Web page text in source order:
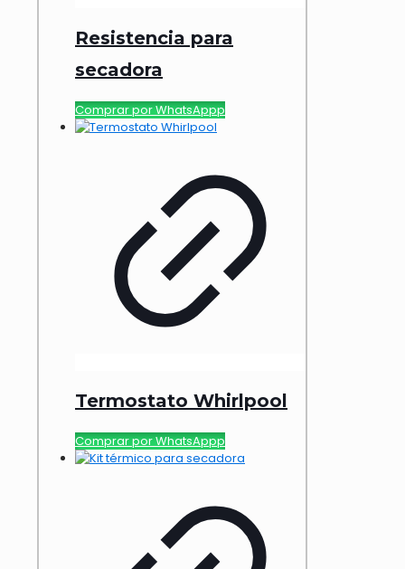
Resistencia para
secadora
Comprar por WhatsAppp
Termostato Whirlpool
Comprar por WhatsAppp